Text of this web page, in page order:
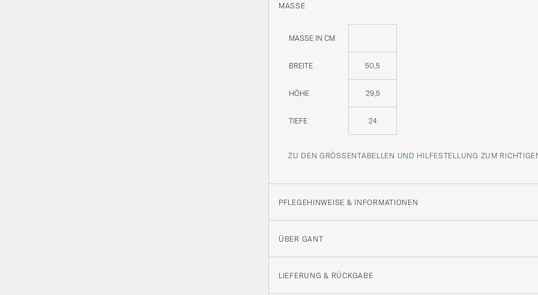
MASSE
MASSE IN CM
BREITE 50,5
HÖHE 29,5
TIEFE 24
ZU DEN GRÖSSENTABELLEN UND HILFESTELLUNG ZUM RICHTIGEN
PFLEGEHINWEISE & INFORMATIONEN
ÜBER GANT
LIEFERUNG & RÜCKGABE